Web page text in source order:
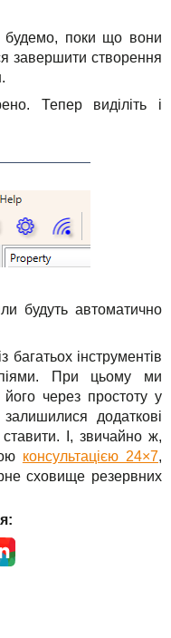
будемо, поки що вони
завершити створення
.
Тепер виділіть і
будуть автоматично
інструментів
При цьому ми
через простоту у
додаткові
І, звичайно ж,
консультацією 24×7,
сховище резервних